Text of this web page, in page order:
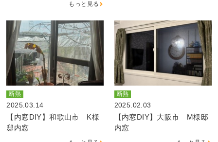
もっと見る
断熱
2025.03.14
【内窓DIY】和歌山市 K様
邸内窓
断熱
2025.02.03
【内窓DIY】大阪市 M様邸
内窓